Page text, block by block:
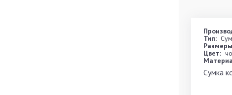
Тип:
Цвет:
Сумка